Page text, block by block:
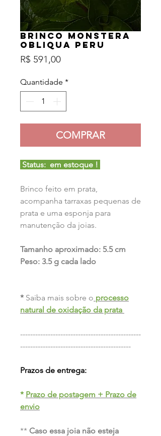
Brinco Monstera
Obliqua Peru
R$ 591,00Preço
Quantidade *
COMPRAR
Status: em estoque !
Brinco feito em prata,
acompanha tarraxas pequenas de
prata e uma esponja para
manutenção da joias.
Tamanho aproximado: 5.5 cm
Peso: 3.5 g cada lado
* Saiba mais sobre o processo
natural de oxidação da prata
------------------------------------------------
--------------------------------------------
Prazos de entrega:
* Prazo de postagem + Prazo de
envio
** Caso essa joia não esteja